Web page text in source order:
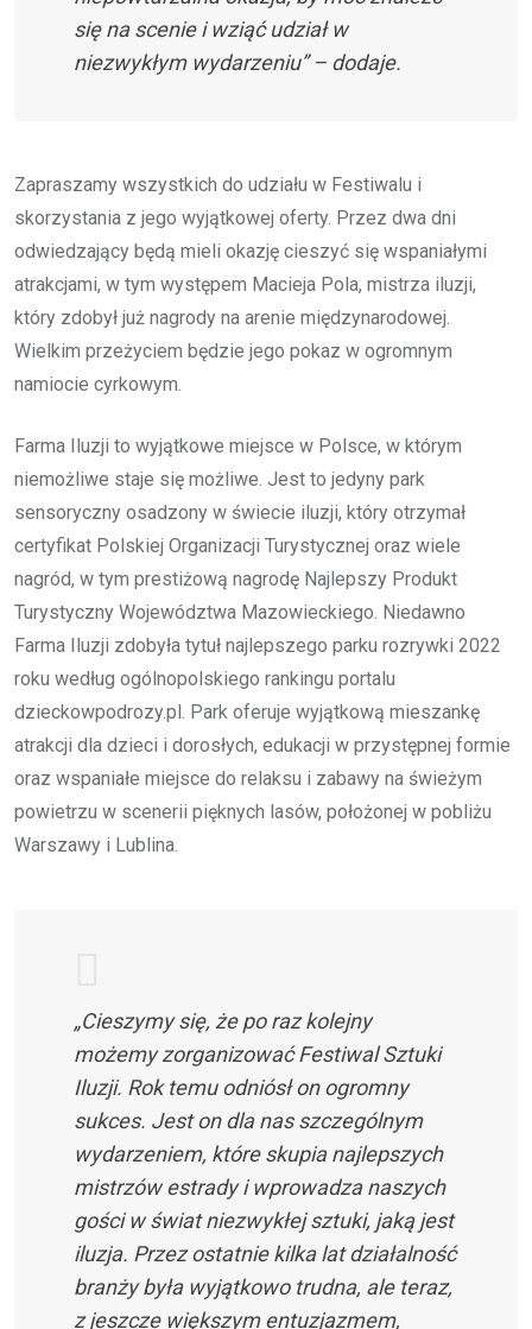
się na scenie i wziąć udział w
niezwykłym wydarzeniu” – dodaje.
Zapraszamy wszystkich do udziału w Festiwalu i
skorzystania z jego wyjątkowej oferty. Przez dwa dni
odwiedzający będą mieli okazję cieszyć się wspaniałymi
atrakcjami, w tym występem Macieja Pola, mistrza iluzji,
który zdobył już nagrody na arenie międzynarodowej.
Wielkim przeżyciem będzie jego pokaz w ogromnym
namiocie cyrkowym.
Farma Iluzji to wyjątkowe miejsce w Polsce, w którym
niemożliwe staje się możliwe. Jest to jedyny park
sensoryczny osadzony w świecie iluzji, który otrzymał
certyfikat Polskiej Organizacji Turystycznej oraz wiele
nagród, w tym prestiżową nagrodę Najlepszy Produkt
Turystyczny Województwa Mazowieckiego. Niedawno
Farma Iluzji zdobyła tytuł najlepszego parku rozrywki 2022
roku według ogólnopolskiego rankingu portalu
dzieckowpodrozy.pl. Park oferuje wyjątkową mieszankę
atrakcji dla dzieci i dorosłych, edukacji w przystępnej formie
oraz wspaniałe miejsce do relaksu i zabawy na świeżym
powietrzu w scenerii pięknych lasów, położonej w pobliżu
Warszawy i Lublina.
„Cieszymy się, że po raz kolejny
możemy zorganizować Festiwal Sztuki
Iluzji. Rok temu odniósł on ogromny
sukces. Jest on dla nas szczególnym
wydarzeniem, które skupia najlepszych
mistrzów estrady i wprowadza naszych
gości w świat niezwykłej sztuki, jaką jest
iluzja. Przez ostatnie kilka lat działalność
branży była wyjątkowo trudna, ale teraz,
z jeszcze większym entuzjazmem,